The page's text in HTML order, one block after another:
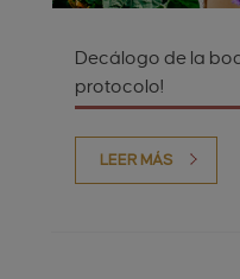
Decálogo de la
protocolo!
LEER MÁS